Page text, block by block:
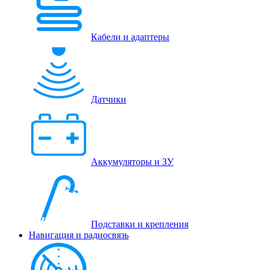
Кабели и адаптеры
Датчики
Аккумуляторы и ЗУ
Подставки и крепления
Навигация и радиосвязь